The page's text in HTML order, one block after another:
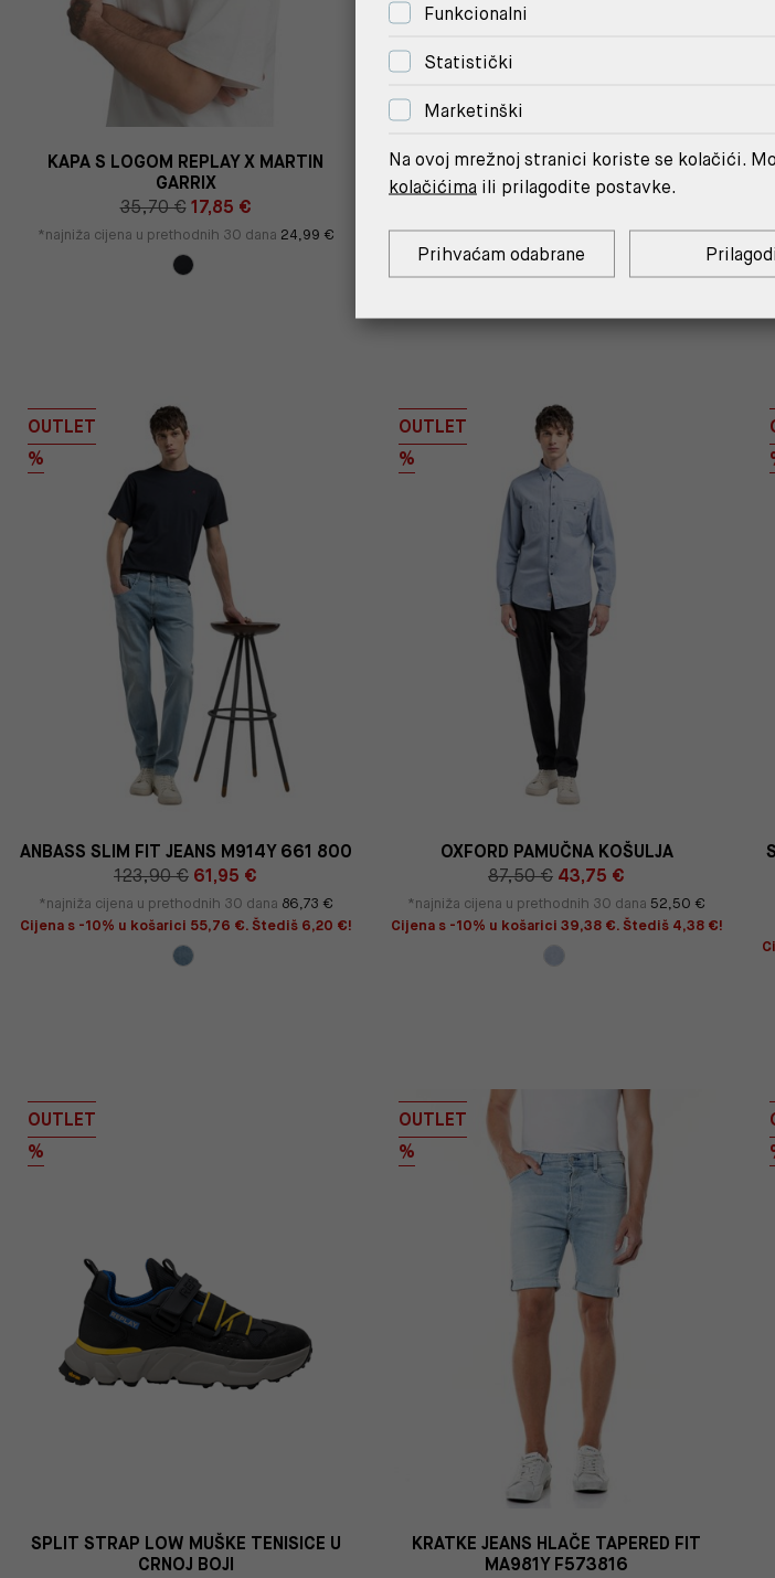
KAPA S LOGOM REPLAY X MARTIN
GARRIX
35,70 € 17,85 €
*najniža cijena u prethodnih 30 dana 24,99 €
KRATKE CRNE REGULAR FIT CHINO
HLAČE
*najniža cijena u prethodnih 30 dana68,11 €
Cijena s -10% u košarici 43,79 €. Štediš 4,87 €!
OUTLET
%
ANBASS SLIM FIT JEANS M914Y 661 800
123,90 € 61,95 €
*najniža cijena u prethodnih 30 dana 86,73 €
Cijena s -10% u košarici 55,76 €. Štediš 6,20 €!
OUTLET
%
OXFORD PAMUČNA KOŠULJA
87,50 € 43,75 €
*najniža cijena u prethodnih 30 dana 52,50 €
Cijena s -10% u košarici 39,38 €. Štediš 4,38 €!
OUTLET
%
SPLIT STRAP LOW MUŠKE TENISICE U
CRNOJ BOJI
OUTLET
%
KRATKE JEANS HLAČE TAPERED FIT
MA981Y F573816
Funkcionalni
Statistički
Marketinški
Na ovoj mrežnoj stranici koriste se kolačići.
kolačićima ili prilagodite postavke.
Prihvaćam odabrane Prilagodi